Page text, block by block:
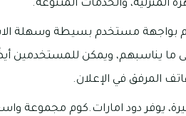
المنزلية، والخدمات المتنوعة.
بواجهة مستخدم بسيطة وسهلة
ما يناسبهم، ويمكن للمستخدمين
المرفق في الإعلان.
يوفر دود امارات.كوم مجموعة